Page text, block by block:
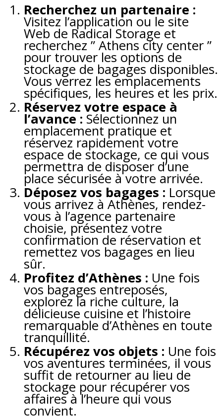
Recherchez un partenaire :
Visitez l’application ou le site
Web de Radical Storage et
recherchez ” Athens city center ”
pour trouver les options de
stockage de bagages disponibles.
Vous verrez les emplacements
spécifiques, les heures et les prix.
Réservez votre espace à
l’avance : Sélectionnez un
emplacement pratique et
réservez rapidement votre
espace de stockage, ce qui vous
permettra de disposer d’une
place sécurisée à votre arrivée.
Déposez vos bagages : Lorsque
vous arrivez à Athènes, rendez-
vous à l’agence partenaire
choisie, présentez votre
confirmation de réservation et
remettez vos bagages en lieu
sûr.
Profitez d’Athènes : Une fois
vos bagages entreposés,
explorez la riche culture, la
délicieuse cuisine et l’histoire
remarquable d’Athènes en toute
tranquillité.
Récupérez vos objets : Une fois
vos aventures terminées, il vous
suffit de retourner au lieu de
stockage pour récupérer vos
affaires à l’heure qui vous
convient.